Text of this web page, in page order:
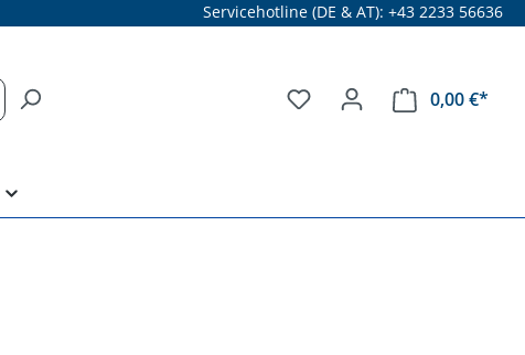
Servicehotline (DE & AT): +43 2233 56636
0,00 €*